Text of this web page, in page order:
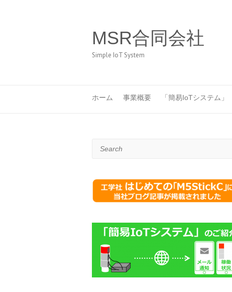
MSR合同会社
Simple IoT System
ホーム 事業概要 「簡易IoTシステム」